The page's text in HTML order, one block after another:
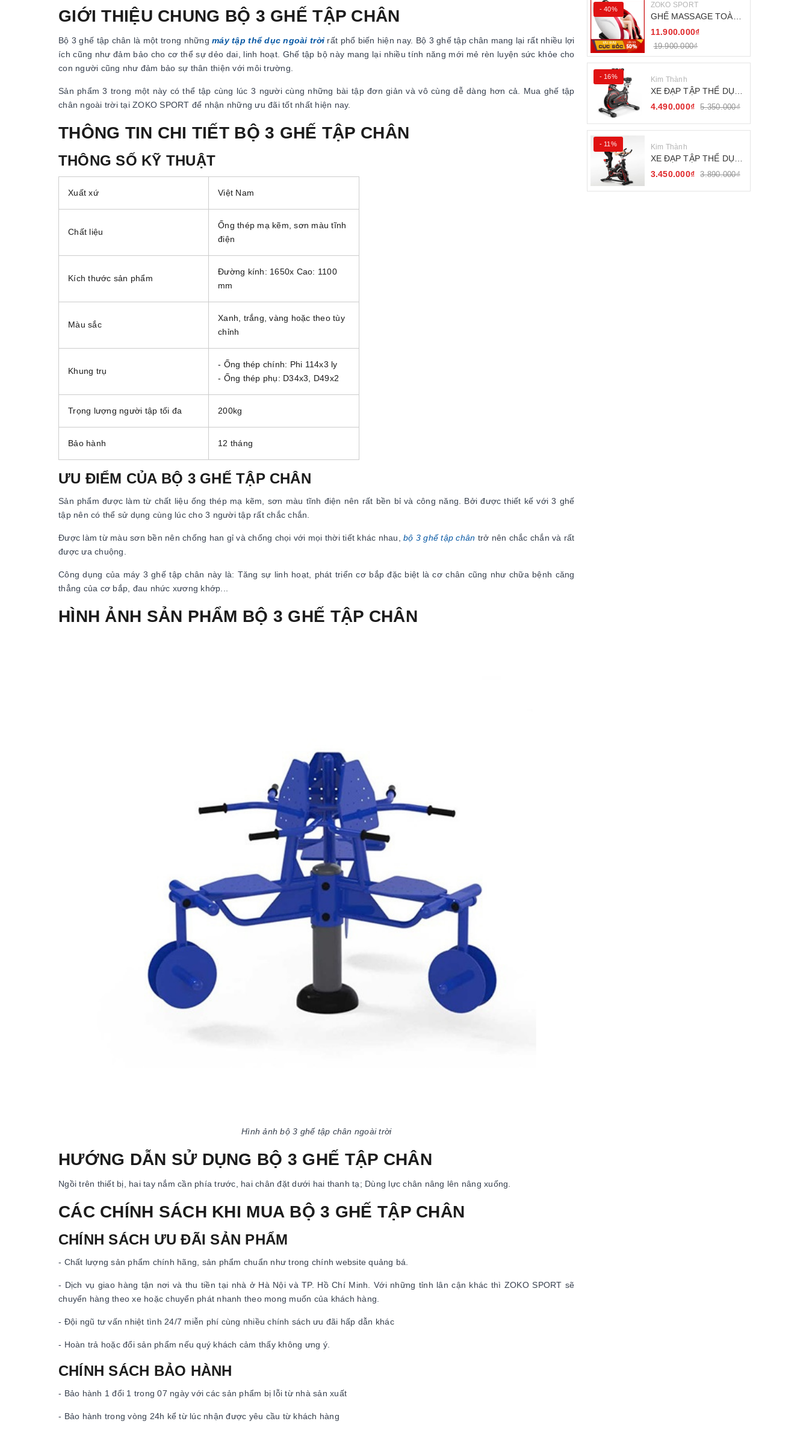
GIỚI THIỆU CHUNG BỘ 3 GHẾ TẬP CHÂN
Bộ 3 ghế tập chân là một trong nhữngmáy tập thể dục ngoài trời rất phổ biến hiện nay. Bộ 3 ghế tập chân mang lại rất nhiều lợi
ích cũng như đảm bảo cho cơ thể sự dẻo dai, linh hoạt. Ghế tập bộ này mang lại nhiều tính năng mới mẻ rèn luyện sức khỏe cho
con người cũng như đảm bảo sự thân thiện với môi trường.
Sản phẩm 3 trong một này có thể tập cùng lúc 3 người cùng những bài tập đơn giản và vô cùng dễ dàng hơn cả. Mua ghế tập
chân ngoài trời tại ZOKO SPORT để nhận những ưu đãi tốt nhất hiện nay.
THÔNG TIN CHI TIẾT BỘ 3 GHẾ TẬP CHÂN
THÔNG SỐ KỸ THUẬT
Xuất xứ Việt Nam
Chất liệu
Ống thép mạ kẽm, sơn màu tĩnh
điện
Kích thước sản phẩm
Đường kính: 1650x Cao: 1100
mm
Màu sắc
Xanh, trắng, vàng hoặc theo tùy
chỉnh
Khung trụ
- Ống thép chính: Phi 114x3 ly
- Ống thép phụ: D34x3, D49x2
Trọng lượng người tập tối đa 200kg
Bảo hành 12 tháng
ƯU ĐIỂM CỦA BỘ 3 GHẾ TẬP CHÂN
Sản phẩm được làm từ chất liệu ống thép mạ kẽm, sơn màu tĩnh điện nên rất bền bỉ và công năng. Bởi được thiết kế với 3 ghế
tập nên có thể sử dụng cùng lúc cho 3 người tập rất chắc chắn.
Được làm từ màu sơn bền nên chống han gỉ và chống chọi với mọi thời tiết khác nhau, bộ 3 ghế tập chân trở nên chắc chắn và rất
được ưa chuộng.
Công dụng của máy 3 ghế tập chân này là: Tăng sự linh hoạt, phát triển cơ bắp đặc biệt là cơ chân cũng như chữa bệnh căng
thẳng của cơ bắp, đau nhức xương khớp...
HÌNH ẢNH SẢN PHẨM BỘ 3 GHẾ TẬP CHÂN
Hình ảnh bộ 3 ghế tập chân ngoài trời
HƯỚNG DẪN SỬ DỤNG BỘ 3 GHẾ TẬP CHÂN
Ngồi trên thiết bị, hai tay nắm cần phía trước, hai chân đặt dưới hai thanh tạ; Dùng lực chân nâng lên nâng xuống.
CÁC CHÍNH SÁCH KHI MUA BỘ 3 GHẾ TẬP CHÂN
CHÍNH SÁCH ƯU ĐÃI SẢN PHẨM
- Chất lượng sản phẩm chính hãng, sản phẩm chuẩn như trong chính website quảng bá.
- Dịch vụ giao hàng tận nơi và thu tiền tại nhà ở Hà Nội và TP. Hồ Chí Minh. Với những tỉnh lân cận khác thì ZOKO SPORT sẽ
chuyển hàng theo xe hoặc chuyển phát nhanh theo mong muốn của khách hàng.
- Đội ngũ tư vấn nhiệt tình 24/7 miễn phí cùng nhiều chính sách ưu đãi hấp dẫn khác
- Hoàn trả hoặc đổi sản phẩm nếu quý khách cảm thấy không ưng ý.
CHÍNH SÁCH BẢO HÀNH
- Bảo hành 1 đổi 1 trong 07 ngày với các sản phẩm bị lỗi từ nhà sản xuất
- Bảo hành trong vòng 24h kể từ lúc nhận được yêu cầu từ khách hàng
- 40% ZOKO SPORT
GHẾ MASSAGE TOÀN
THÂN ZOKO 68
11.900.000₫
19.900.000₫
- 16% Kim Thành
XE ĐẠP TẬP THỂ DỤC
FITNESS BÁNH ĐÀ
4.490.000₫ 5.350.000₫
- 11% Kim Thành
XE ĐẠP TẬP THỂ DỤC
SEJAN GH-709
3.450.000₫ 3.890.000₫